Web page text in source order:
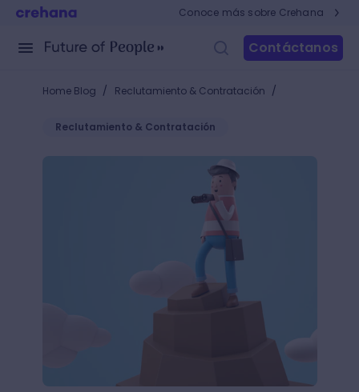
Conoce más sobre Crehana
Contáctanos
Home Blog / Reclutamiento & Contratación /
Reclutamiento & Contratación
¿Qué es un HR influencer? Descubre cómo ser un